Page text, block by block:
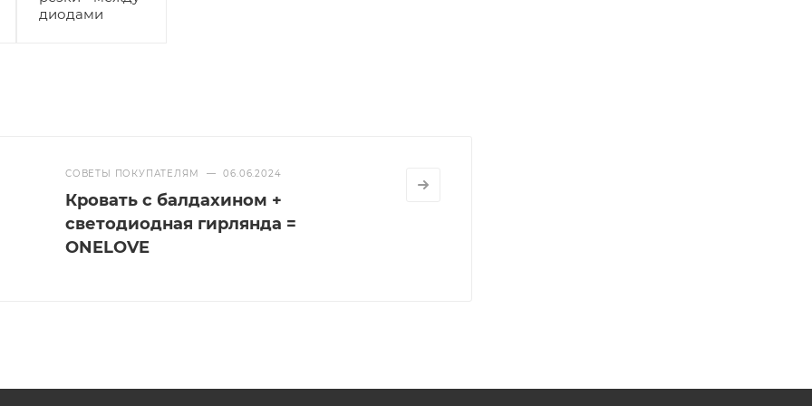
диодами
СОВЕТЫ ПОКУПАТЕЛЯМ — 06.06.2024
Кровать с балдахином +
светодиодная гирлянда =
ONELOVE